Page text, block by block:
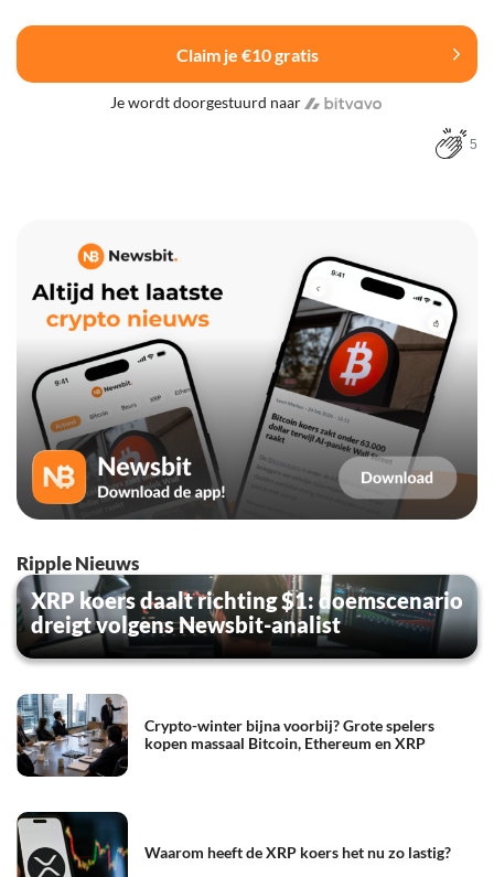
Claim je €10 gratis
Je wordt doorgestuurd naar
5
Ripple Nieuws
XRP koers daalt richting $1: doemscenario
dreigt volgens Newsbit-analist
Crypto-winter bijna voorbij? Grote spelers
kopen massaal Bitcoin, Ethereum en XRP
Waarom heeft de XRP koers het nu zo lastig?